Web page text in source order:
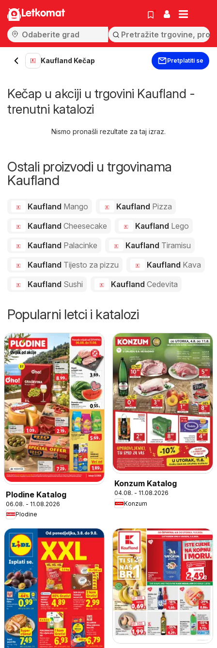
Letkomat
Kaufland Kečap Pretplatiti se
Kečap u akciji u trgovini Kaufland -
trenutni katalozi
Nismo pronašli rezultate za taj izraz.
Ostali proizvodi u trgovinama
Kaufland
Kaufland Mango Kaufland Pizza
Kaufland Cheesecake Kaufland Lego
Kaufland Palacinke Kaufland Tiramisu
Kaufland Tijesto za pizzu Kaufland Kava
Kaufland Sushi Kaufland Cedevita
Popularni letci i katalozi
Plodine Katalog
06.08. - 11.08.2026
Plodine
Konzum Katalog
04.08. - 11.08.2026
Konzum